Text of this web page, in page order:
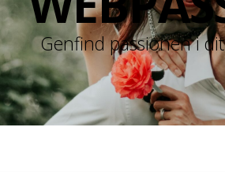
Genfind passionen i